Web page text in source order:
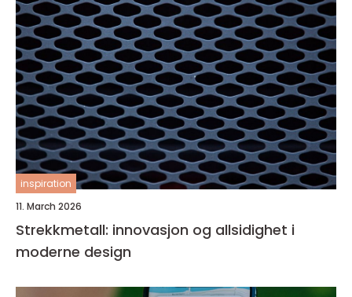
inspiration
11. March 2026
Strekkmetall: innovasjon og allsidighet i
moderne design